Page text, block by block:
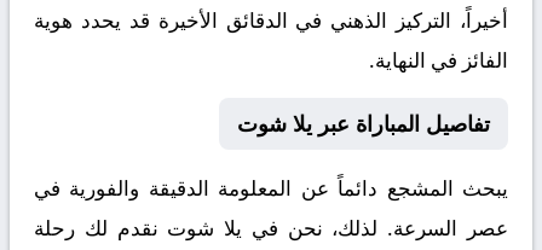
أخيراً، التركيز الذهني في الدقائق الأخيرة قد يحدد هوية
الفائز في النهاية.
تفاصيل المباراة عبر يلا شوت
يبحث المشجع دائماً عن المعلومة الدقيقة والفورية في
عصر السرعة. لذلك، نحن في يلا شوت نقدم لك رحلة